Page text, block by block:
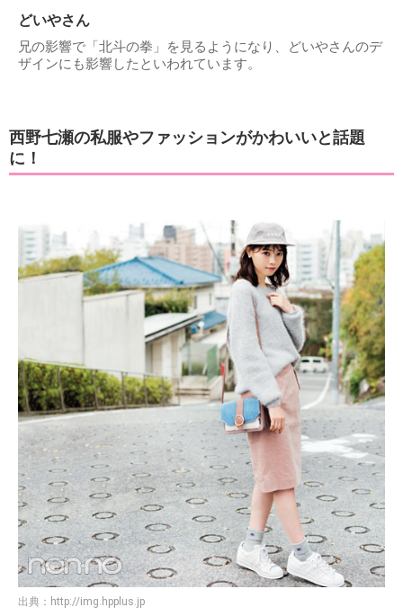
どいやさん
兄の影響で「北斗の拳」を見るようになり、どいやさんのデ
ザインにも影響したといわれています。
西野七瀬の私服やファッションがかわいいと話題
に！
出典： http://img.hpplus.jp